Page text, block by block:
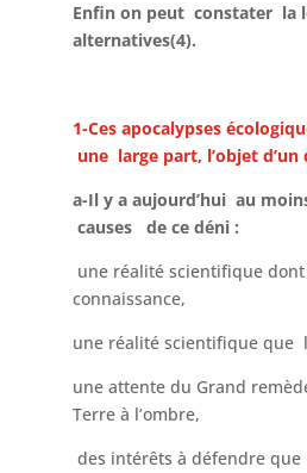
Enfin on peut constater la
alternatives(4).
1-Ces apocalypses
une large part, l’objet d’un
a-Il y a aujourd’hui au
causes de ce déni :
une réalité scientifique dont
connaissance,
une réalité scientifique que
une attente du Grand
Terre à l’ombre,
des intérêts à défendre que